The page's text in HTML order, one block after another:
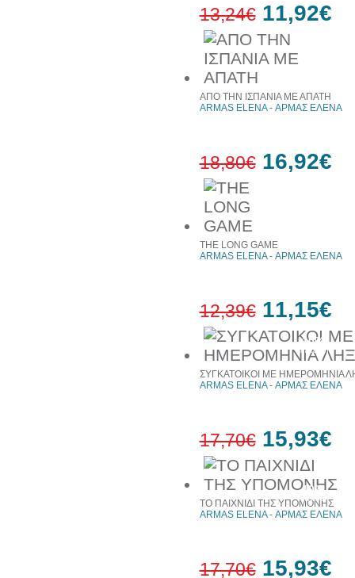
13,24€ 11,92€
ΑΠΟ ΤΗΝ ΙΣΠΑΝΙΑ ΜΕ ΑΠΑΤΗ
ARMAS ELENA - ΑΡΜΑΣ ΕΛΕΝΑ
18,80€ 16,92€
10%
έκπτωση
THE LONG GAME
ARMAS ELENA - ΑΡΜΑΣ ΕΛΕΝΑ
12,39€ 11,15€
10%
έκπτωση
ΣΥΓΚΑΤΟΙΚΟΙ ΜΕ ΗΜΕΡΟΜΗΝΙΑ
ARMAS ELENA - ΑΡΜΑΣ ΕΛΕΝΑ
17,70€ 15,93€
ΤΟ ΠΑΙΧΝΙΔΙ ΤΗΣ ΥΠΟΜΟΝΗΣ
ARMAS ELENA - ΑΡΜΑΣ ΕΛΕΝΑ
17,70€ 15,93€